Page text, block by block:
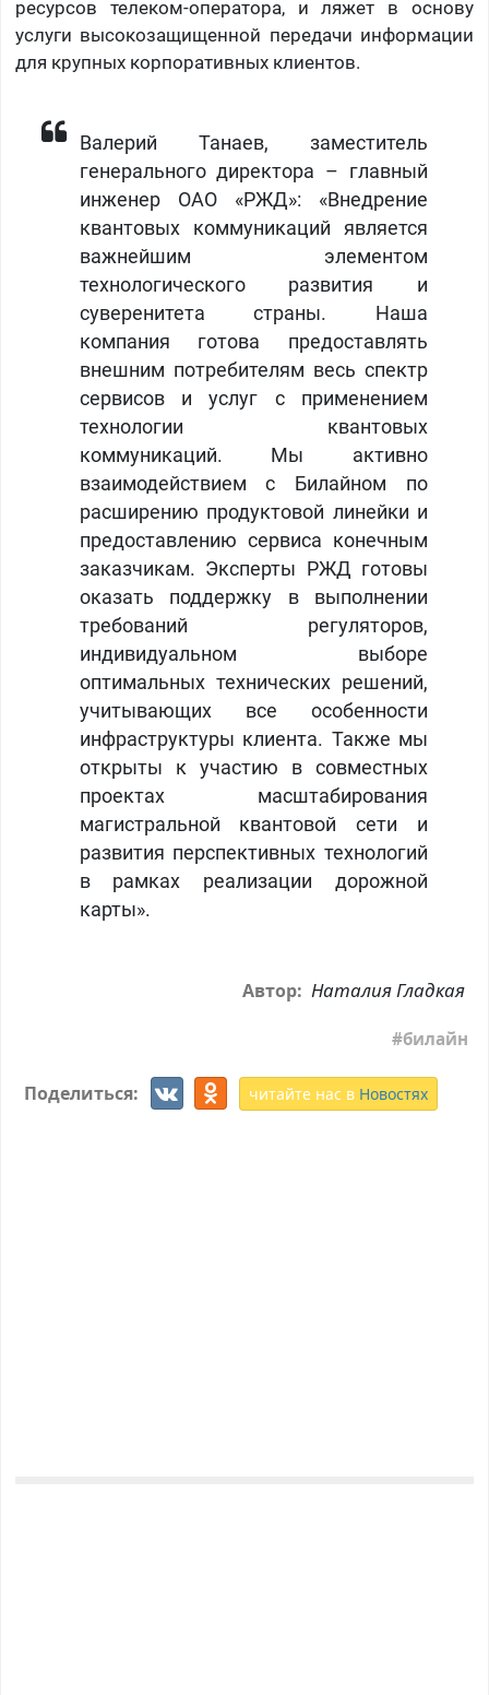
ресурсов телеком-оператора, и ляжет в основу
услуги высокозащищенной передачи информации
для крупных корпоративных клиентов.
Валерий Танаев, заместитель
генерального директора – главный
инженер ОАО «РЖД»: «Внедрение
квантовых коммуникаций является
важнейшим элементом
технологического развития и
суверенитета страны. Наша
компания готова предоставлять
внешним потребителям весь спектр
сервисов и услуг с применением
технологии квантовых
коммуникаций. Мы активно
взаимодействием с Билайном по
расширению продуктовой линейки и
предоставлению сервиса конечным
заказчикам. Эксперты РЖД готовы
оказать поддержку в выполнении
требований регуляторов,
индивидуальном выборе
оптимальных технических решений,
учитывающих все особенности
инфраструктуры клиента. Также мы
открыты к участию в совместных
проектах масштабирования
магистральной квантовой сети и
развития перспективных технологий
в рамках реализации дорожной
карты».
Автор: Наталия Гладкая
билайн
Поделиться: читайте нас в Новостях